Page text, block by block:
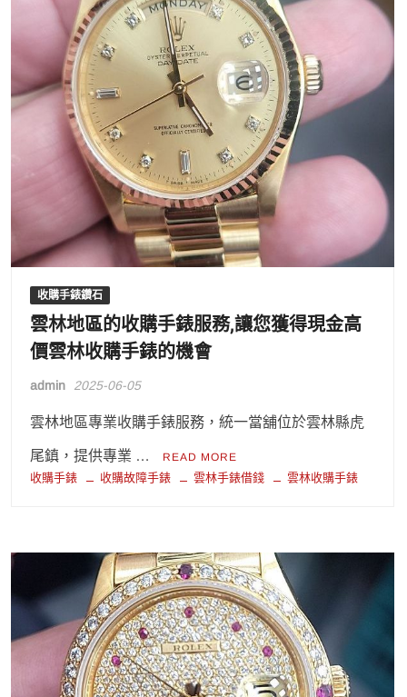
收購手錶鑽石
雲林地區的收購手錶服務,讓您獲得現金高
價雲林收購手錶的機會
admin 2025-06-05
雲林地區專業收購手錶服務，統一當舖位於雲林縣虎
尾鎮，提供專業 … READ MORE
收購手錶 收購故障手錶 雲林手錶借錢 雲林收購手錶